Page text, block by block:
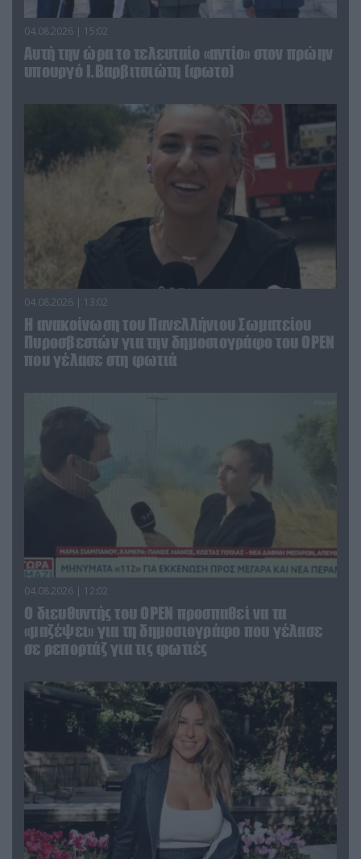
04.08.2026 | 15:02
Αυτή την ώρα το τελευταίο «αντίο» στον πρώην
υπουργό Ι.Βαρβιτσιώτη (φωτο)
04.08.2026 | 13:02
Η ανακοίνωση του Πανελλήνιου Σωματείου
Πυροσβεστών για την δημοσιογράφο του OPEN
που γέλασε στη φωτιά
04.08.2026 | 12:02
O διευθυντής του OPEN προσπαθεί να τα
«μαζέψει» για τη δημοσιογράφο που γέλασε
σε ρεπορτάζ για τις φωτιές